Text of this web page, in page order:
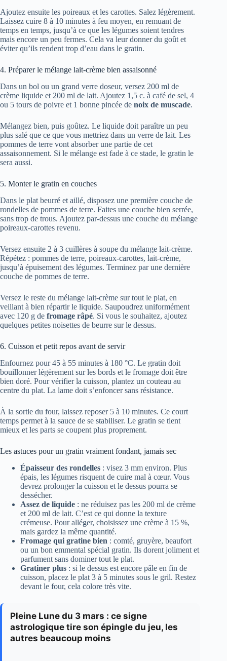
Ajoutez ensuite les poireaux et les carottes. Salez légèrement.
Laissez cuire 8 à 10 minutes à feu moyen, en remuant de
temps en temps, jusqu’à ce que les légumes soient tendres
mais encore un peu fermes. Cela va leur donner du goût et
éviter qu’ils rendent trop d’eau dans le gratin.
4. Préparer le mélange lait-crème bien assaisonné
Dans un bol ou un grand verre doseur, versez 200 ml de
crème liquide et 200 ml de lait. Ajoutez 1,5 c. à café de sel, 4
ou 5 tours de poivre et 1 bonne pincée de noix de muscade.
Mélangez bien, puis goûtez. Le liquide doit paraître un peu
plus salé que ce que vous mettriez dans un verre de lait. Les
pommes de terre vont absorber une partie de cet
assaisonnement. Si le mélange est fade à ce stade, le gratin le
sera aussi.
5. Monter le gratin en couches
Dans le plat beurré et aillé, disposez une première couche de
rondelles de pommes de terre. Faites une couche bien serrée,
sans trop de trous. Ajoutez par-dessus une couche du mélange
poireaux-carottes revenu.
Versez ensuite 2 à 3 cuillères à soupe du mélange lait-crème.
Répétez : pommes de terre, poireaux-carottes, lait-crème,
jusqu’à épuisement des légumes. Terminez par une dernière
couche de pommes de terre.
Versez le reste du mélange lait-crème sur tout le plat, en
veillant à bien répartir le liquide. Saupoudrez uniformément
avec 120 g de fromage râpé. Si vous le souhaitez, ajoutez
quelques petites noisettes de beurre sur le dessus.
6. Cuisson et petit repos avant de servir
Enfournez pour 45 à 55 minutes à 180 °C. Le gratin doit
bouillonner légèrement sur les bords et le fromage doit être
bien doré. Pour vérifier la cuisson, plantez un couteau au
centre du plat. La lame doit s’enfoncer sans résistance.
À la sortie du four, laissez reposer 5 à 10 minutes. Ce court
temps permet à la sauce de se stabiliser. Le gratin se tient
mieux et les parts se coupent plus proprement.
Les astuces pour un gratin vraiment fondant, jamais sec
Épaisseur des rondelles : visez 3 mm environ. Plus
épais, les légumes risquent de cuire mal à cœur. Vous
devrez prolonger la cuisson et le dessus pourra se
dessécher.
Assez de liquide : ne réduisez pas les 200 ml de crème
et 200 ml de lait. C’est ce qui donne la texture
crémeuse. Pour alléger, choisissez une crème à 15 %,
mais gardez la même quantité.
Fromage qui gratine bien : comté, gruyère, beaufort
ou un bon emmental spécial gratin. Ils dorent joliment et
parfument sans dominer tout le plat.
Gratiner plus : si le dessus est encore pâle en fin de
cuisson, placez le plat 3 à 5 minutes sous le gril. Restez
devant le four, cela colore très vite.
Pleine Lune du 3 mars : ce signe
astrologique tire son épingle du jeu, les
autres beaucoup moins